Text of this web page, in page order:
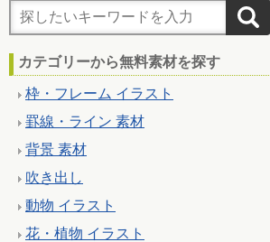
カテゴリーから無料素材を探す
枠・フレーム イラスト
罫線・ライン 素材
背景 素材
吹き出し
動物 イラスト
花・植物 イラスト